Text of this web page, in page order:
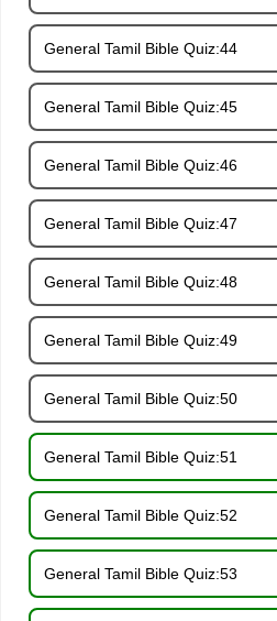
General Tamil Bible Quiz:44
General Tamil Bible Quiz:45
General Tamil Bible Quiz:46
General Tamil Bible Quiz:47
General Tamil Bible Quiz:48
General Tamil Bible Quiz:49
General Tamil Bible Quiz:50
General Tamil Bible Quiz:51
General Tamil Bible Quiz:52
General Tamil Bible Quiz:53